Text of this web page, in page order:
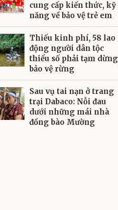
cung cấp kiến thức, kỹ
năng về bảo vệ trẻ em
Thiếu kinh phí, 58 lao
động người dân tộc
thiểu số phải tạm dừng
bảo vệ rừng
Sau vụ tai nạn ở trang
trại Dabaco: Nỗi đau
dưới những mái nhà
đồng bào Mường